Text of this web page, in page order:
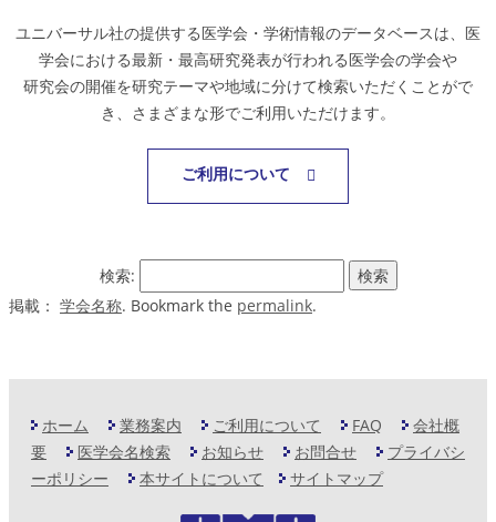
ユニバーサル社の提供する医学会・学術情報のデータベースは、医
学会における最新・最高研究発表が行われる医学会の学会や
研究会の開催を研究テーマや地域に分けて検索いただくことがで
き、さまざまな形でご利用いただけます。
ご利用について
検索:
掲載： 学会名称. Bookmark the permalink.
ホーム 業務案内 ご利用について FAQ
会社概
要
医学会名検索 お知らせ お問合せ
プライバシ
ーポリシー
本サイトについて サイトマップ